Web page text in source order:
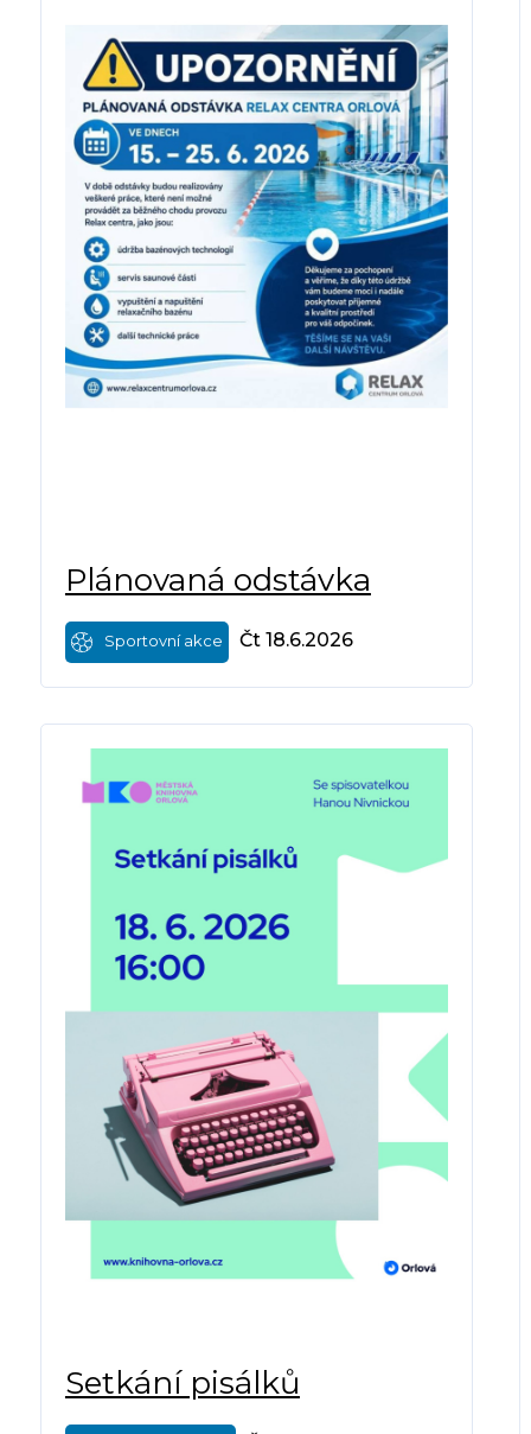
Plánovaná odstávka
Sportovní akce Čt 18.6.2026
Setkání pisálků